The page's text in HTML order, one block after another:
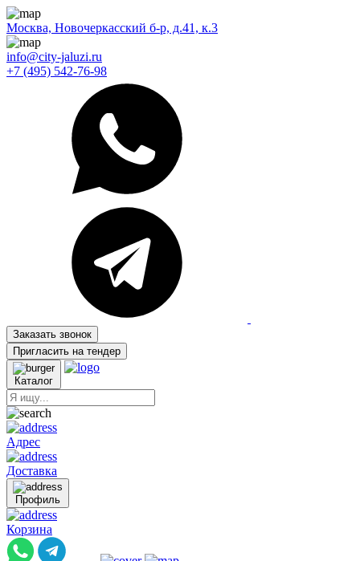
Москва, Новочеркасский б-р, д.41, к.3
info@city-jaluzi.ru
+7 (495) 542-76-98
Заказать звонок
Пригласить на тендер
Каталог
Адрес
Доставка
Профиль
Корзина